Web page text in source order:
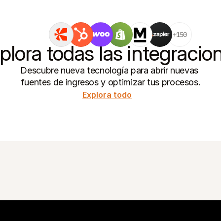
+150
todas las
Descubre nueva tecnología para abrir nuevas
fuentes de ingresos y optimizar tus procesos.
Explora todo